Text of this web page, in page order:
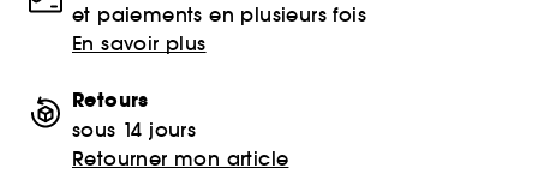
et paiements en plusieurs fois
En savoir plus
Retours
sous 14 jours
Retourner mon article